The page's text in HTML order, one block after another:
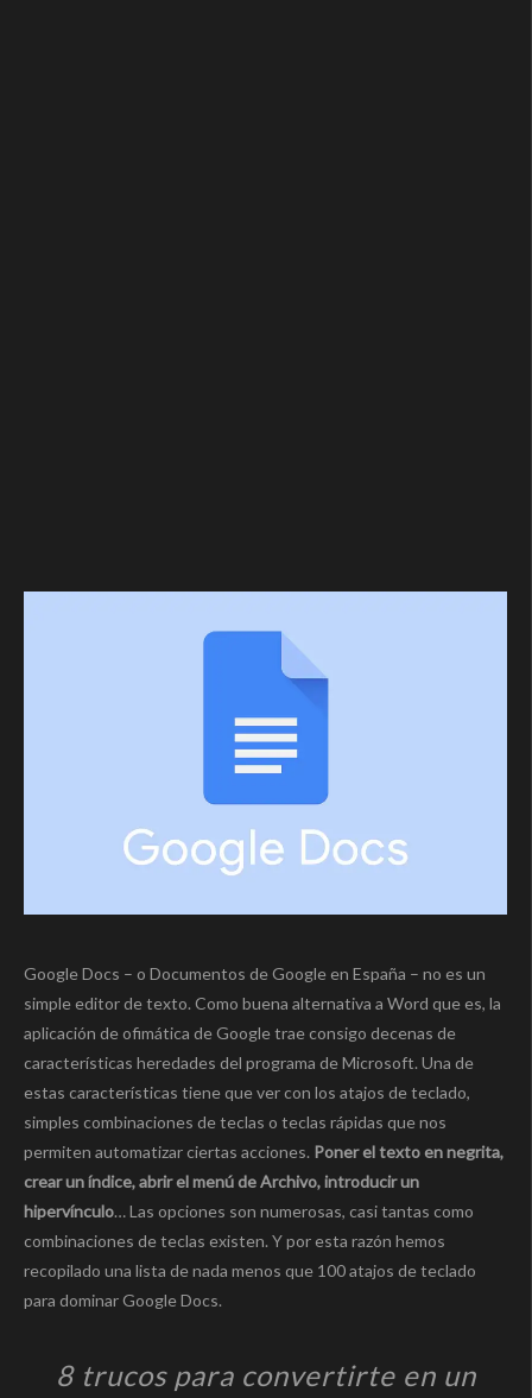
Google Docs – o Documentos de Google en España – no es un
simple editor de texto. Como buena alternativa a Word que es, la
aplicación de ofimática de Google trae consigo decenas de
características heredades del programa de Microsoft. Una de
estas características tiene que ver con los atajos de teclado,
simples combinaciones de teclas o teclas rápidas que nos
permiten automatizar ciertas acciones. Poner el texto en negrita,
crear un índice, abrir el menú de Archivo, introducir un
hipervínculo… Las opciones son numerosas, casi tantas como
combinaciones de teclas existen. Y por esta razón hemos
recopilado una lista de nada menos que 100 atajos de teclado
para dominar Google Docs.
8 trucos para convertirte en un